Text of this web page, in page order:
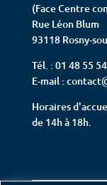
(Face Centre
Rue Léon Blum
93118 Rosny-
Tél. : 01 48 55
E-mail :
Horaires
de 14h à 18h.